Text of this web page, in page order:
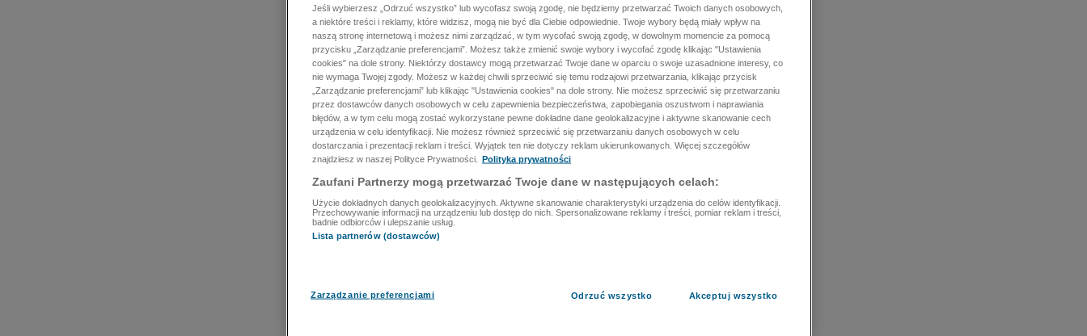
Jeśli wybierzesz „Odrzuć wszystko” lub wycofasz swoją zgodę, nie będziemy przetwarzać Twoich danych osobowych,
a niektóre treści i reklamy, które widzisz, mogą nie być dla Ciebie odpowiednie. Twoje wybory będą miały wpływ na
naszą stronę internetową i możesz nimi zarządzać, w tym wycofać swoją zgodę, w dowolnym momencie za pomocą
przycisku „Zarządzanie preferencjami”. Możesz także zmienić swoje wybory i wycofać zgodę klikając "Ustawienia
cookies" na dole strony. Niektórzy dostawcy mogą przetwarzać Twoje dane w oparciu o swoje uzasadnione interesy, co
nie wymaga Twojej zgody. Możesz w każdej chwili sprzeciwić się temu rodzajowi przetwarzania, klikając przycisk
„Zarządzanie preferencjami” lub klikając "Ustawienia cookies" na dole strony. Nie możesz sprzeciwić się przetwarzaniu
przez dostawców danych osobowych w celu zapewnienia bezpieczeństwa, zapobiegania oszustwom i naprawiania
błędów, a w tym celu mogą zostać wykorzystane pewne dokładne dane geolokalizacyjne i aktywne skanowanie cech
urządzenia w celu identyfikacji. Nie możesz również sprzeciwić się przetwarzaniu danych osobowych w celu
dostarczania i prezentacji reklam i treści. Wyjątek ten nie dotyczy reklam ukierunkowanych. Więcej szczegółów
znajdziesz w naszej Polityce Prywatności.
Polityka prywatności
Zaufani Partnerzy mogą przetwarzać Twoje dane w następujących celach:
Użycie dokładnych danych geolokalizacyjnych. Aktywne skanowanie charakterystyki urządzenia do celów identyfikacji.
Przechowywanie informacji na urządzeniu lub dostęp do nich. Spersonalizowane reklamy i treści, pomiar reklam i treści,
badnie odbiorców i ulepszanie usług.
Lista partnerów (dostawców)
Zarządzanie preferencjami Odrzuć wszystko Akceptuj wszystko